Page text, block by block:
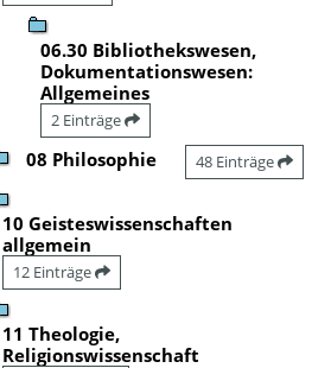
06.30 Bibliothekswesen,
Dokumentationswesen:
Allgemeines
2 Einträge
08 Philosophie 48 Einträge
10 Geisteswissenschaften
allgemein
12 Einträge
11 Theologie,
Religionswissenschaft